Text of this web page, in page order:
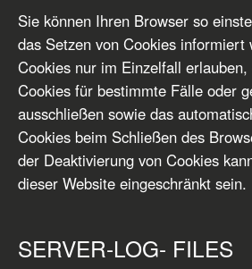
Sie können Ihren Browser so
das Setzen von Cookies informiert
Cookies nur im Einzelfall
Cookies für bestimmte Fälle oder
ausschließen sowie das
Cookies beim Schließen des
der Deaktivierung von Cookies
dieser Website eingeschränkt sein.
SERVER-LOG- FILES